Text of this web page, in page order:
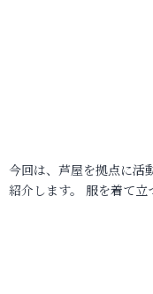
今回は、芦屋を拠点に活
紹介します。 服を着て